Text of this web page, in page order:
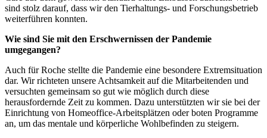
sind stolz darauf, dass wir den Tierhaltungs- und Forschungsbetrieb
weiterführen konnten.
Wie sind Sie mit den Erschwernissen der Pandemie
umgegangen?
Auch für Roche stellte die Pandemie eine besondere Extremsituation
dar. Wir richteten unsere Achtsamkeit auf die Mitarbeitenden und
versuchten gemeinsam so gut wie möglich durch diese
herausfordernde Zeit zu kommen. Dazu unterstützten wir sie bei der
Einrichtung von Homeoffice-Arbeitsplätzen oder boten Programme
an, um das mentale und körperliche Wohlbefinden zu steigern.